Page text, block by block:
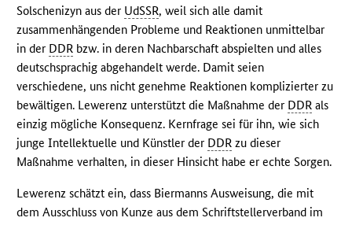
Solschenizyn aus der UdSSR, weil sich alle damit
zusammenhängenden Probleme und Reaktionen unmittelbar
in der DDR bzw. in deren Nachbarschaft abspielten und alles
deutschsprachig abgehandelt werde. Damit seien
verschiedene, uns nicht genehme Reaktionen komplizierter zu
bewältigen. Lewerenz unterstützt die Maßnahme der DDR als
einzig mögliche Konsequenz. Kernfrage sei für ihn, wie sich
junge Intellektuelle und Künstler der DDR zu dieser
Maßnahme verhalten, in dieser Hinsicht habe er echte Sorgen.
Lewerenz schätzt ein, dass Biermanns Ausweisung, die mit
dem Ausschluss von Kunze aus dem Schriftstellerverband im